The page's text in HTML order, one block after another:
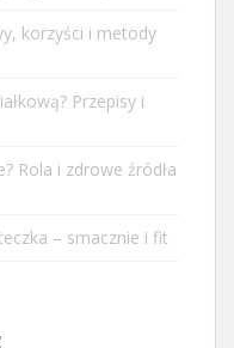
korzyści i metody
Przepisy i
Rola i zdrowe źródła
– smacznie i fit